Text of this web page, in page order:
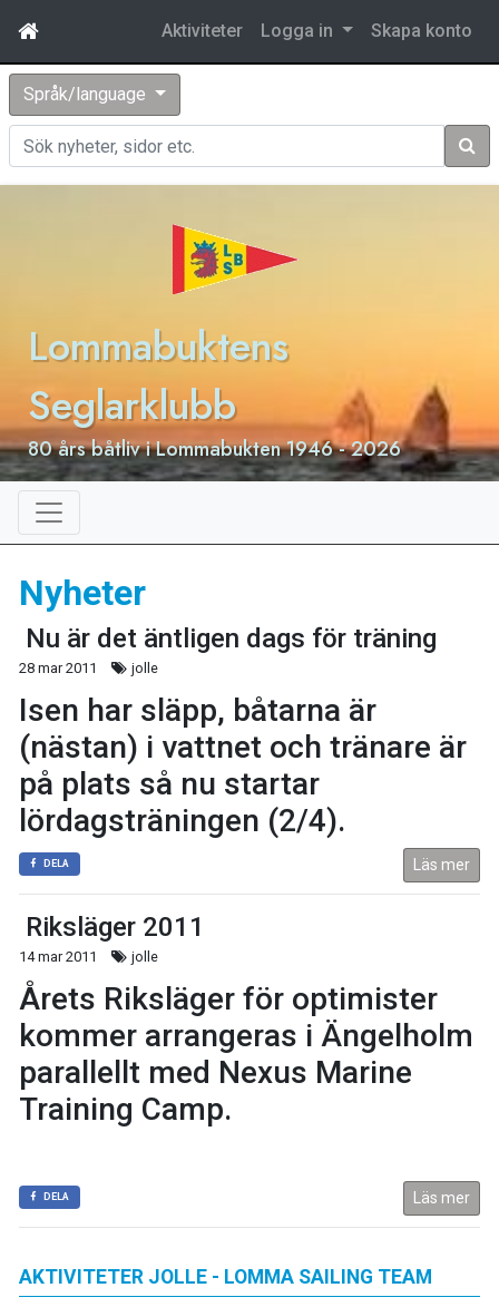
Aktiviteter Logga in Skapa konto
Språk/language
Sök
Lommabuktens
Seglarklubb
80 års båtliv i Lommabukten 1946 - 2026
Nyheter
Nu är det äntligen dags för träning
28 mar 2011 jolle
Isen har släpp, båtarna är
(nästan) i vattnet och tränare är
på plats så nu startar
lördagsträningen (2/4).
DELA Läs mer
Riksläger 2011
14 mar 2011 jolle
Årets Riksläger för optimister
kommer arrangeras i Ängelholm
parallellt med Nexus Marine
Training Camp.
DELA Läs mer
AKTIVITETER JOLLE - LOMMA SAILING TEAM